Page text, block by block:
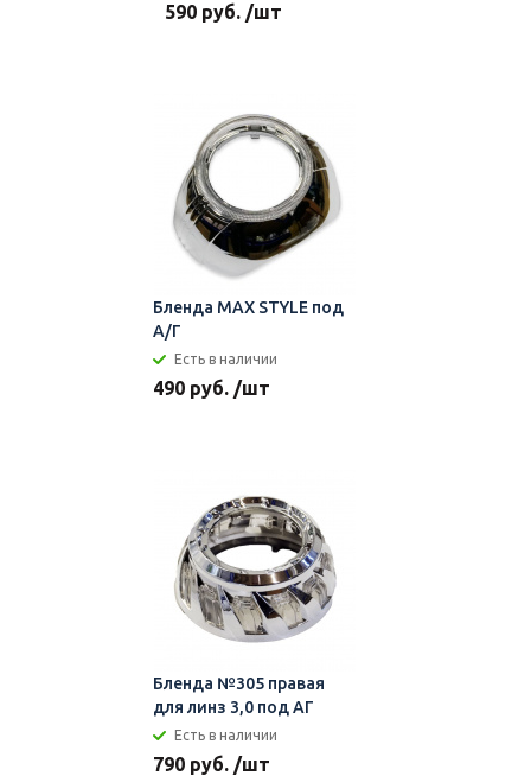
590 руб. /шт
Бленда MAX STYLE под
А/Г
Есть в наличии
490 руб. /шт
Бленда №305 правая
для линз 3,0 под АГ
Есть в наличии
790 руб. /шт